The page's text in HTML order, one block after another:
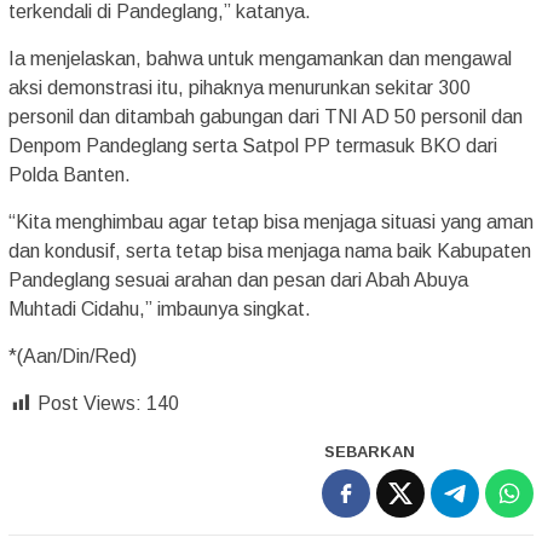
terkendali di Pandeglang,” katanya.
Ia menjelaskan, bahwa untuk mengamankan dan mengawal
aksi demonstrasi itu, pihaknya menurunkan sekitar 300
personil dan ditambah gabungan dari TNI AD 50 personil dan
Denpom Pandeglang serta Satpol PP termasuk BKO dari
Polda Banten.
“Kita menghimbau agar tetap bisa menjaga situasi yang aman
dan kondusif, serta tetap bisa menjaga nama baik Kabupaten
Pandeglang sesuai arahan dan pesan dari Abah Abuya
Muhtadi Cidahu,” imbaunya singkat.
*(Aan/Din/Red)
Post Views: 140
SEBARKAN